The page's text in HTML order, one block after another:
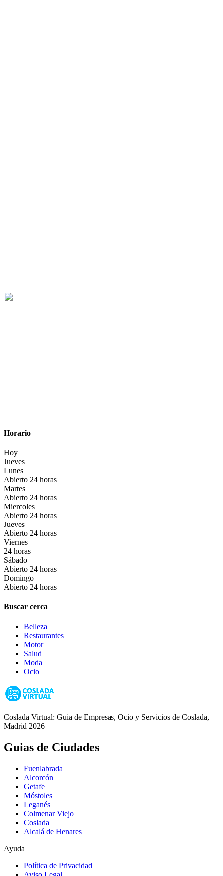
Horario
Hoy
Jueves
Lunes
Abierto 24 horas
Martes
Abierto 24 horas
Miercoles
Abierto 24 horas
Jueves
Abierto 24 horas
Viernes
24 horas
Sábado
Abierto 24 horas
Domingo
Abierto 24 horas
Buscar cerca
Belleza
Restaurantes
Motor
Salud
Moda
Ocio
Coslada Virtual: Guia de Empresas, Ocio y Servicios de Coslada,
Madrid 2026
Guias de Ciudades
Fuenlabrada
Alcorcón
Getafe
Móstoles
Leganés
Colmenar Viejo
Coslada
Alcalá de Henares
Ayuda
Política de Privacidad
Aviso Legal